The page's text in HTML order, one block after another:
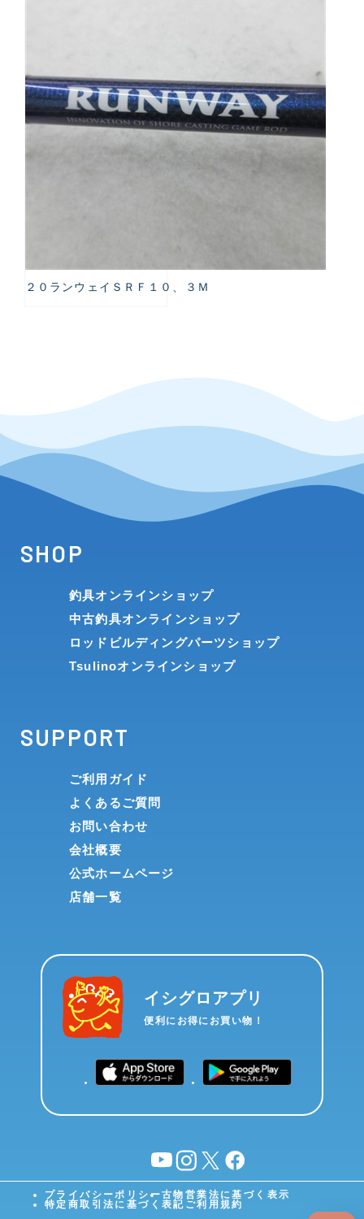
２０ランウェイＳＲＦ１０、３Ｍ
SHOP
釣具オンラインショップ
中古釣具オンラインショップ
ロッドビルディングパーツショップ
Tsulinoオンラインショップ
SUPPORT
ご利用ガイド
よくあるご質問
お問い合わせ
会社概要
公式ホームページ
店舗一覧
イシグロアプリ
便利にお得にお買い物！
YouTubeinstagram
X facebook
プライバシーポリシー古物営業法に基づく表示
特定商取引法に基づく表記 ご利用規約